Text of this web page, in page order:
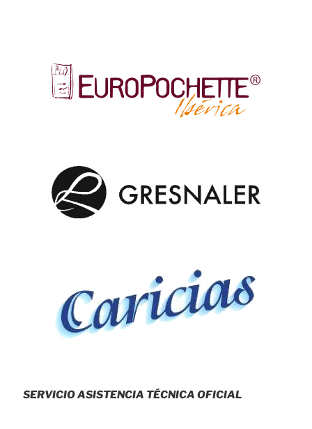
SERVICIO ASISTENCIA TÉCNICA OFICIAL